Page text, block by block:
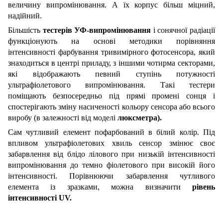
величину випромінювання. А їх корпус більш міцний,
надійний.
Більшість тестерів УФ-випромінювання і сонячної радіації
функціонують на основі методики порівняння
інтенсивності фарбування тривимірного фотосенсора, який
знаходиться в центрі приладу, з іншими чотирма секторами,
які відображають певний ступінь потужності
ультрафіолетового випромінювання. Такі тестери
поміщають безпосередньо під прямі промені сонця і
спостерігають зміну насиченості кольору сенсора або всього
виробу (в залежності від моделі люксметра).
Сам чутливий елемент пофарбований в білий колір. Під
впливом ультрафіолетових хвиль сенсор змінює своє
забарвлення від блідо лілового при низькій інтенсивності
випромінювання до темно фіолетового при високій його
інтенсивності. Порівнюючи забарвлення чутливого
елемента із зразками, можна визначити рівень
інтенсивності UV.